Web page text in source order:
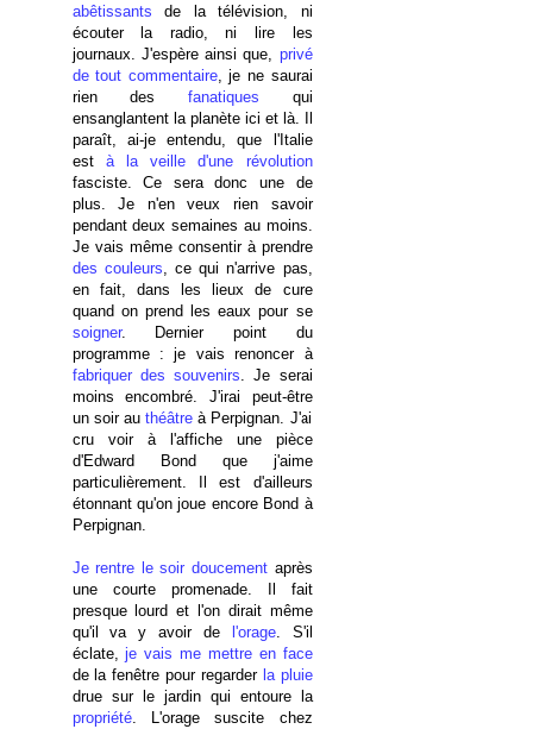
abêtissants de la télévision, ni
écouter la radio, ni lire les
journaux. J'espère ainsi que, privé
de tout commentaire, je ne saurai
rien des fanatiques qui
ensanglantent la planète ici et là. Il
paraît, ai-je entendu, que l'Italie
est à la veille d'une révolution
fasciste. Ce sera donc une de
plus. Je n'en veux rien savoir
pendant deux semaines au moins.
Je vais même consentir à prendre
des couleurs, ce qui n'arrive pas,
en fait, dans les lieux de cure
quand on prend les eaux pour se
soigner. Dernier point du
programme : je vais renoncer à
fabriquer des souvenirs. Je serai
moins encombré. J'irai peut-être
un soir au théâtre à Perpignan. J'ai
cru voir à l'affiche une pièce
d'Edward Bond que j'aime
particulièrement. Il est d'ailleurs
étonnant qu'on joue encore Bond à
Perpignan.
Je rentre le soir doucementaprès
une courte promenade. Il fait
presque lourd et l'on dirait même
qu'il va y avoir de
l'orage. S'il
éclate,je vais me mettre en face
de la fenêtre pour regarder la pluie
drue sur le jardin qui entoure la
propriété. L'orage suscite chez